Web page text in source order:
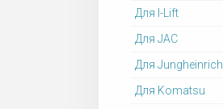
Для I-Lift
Для JAC
Для Jungheinrich
Для Komatsu